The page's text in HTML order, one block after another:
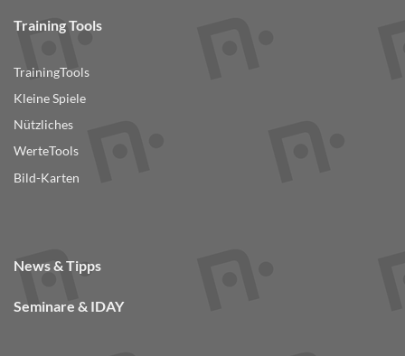
Training Tools
TrainingTools
Kleine Spiele
Nützliches
WerteTools
Bild-Karten
News & Tipps
Seminare & IDAY